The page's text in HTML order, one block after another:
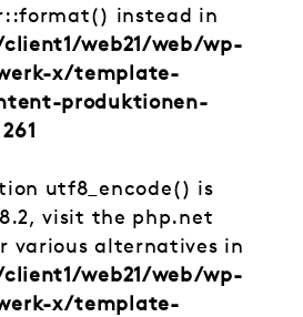
instead in
web21/web/wp-
x/template-
produktionen-
261
utf8_encode() is
visit the php.net
various alternatives in
web21/web/wp-
x/template-